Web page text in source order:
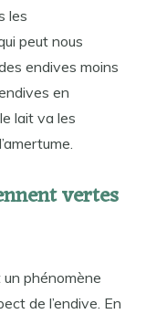
les
peut nous
endives moins
en
lait va les
vertes
un phénomène
de l’endive. En